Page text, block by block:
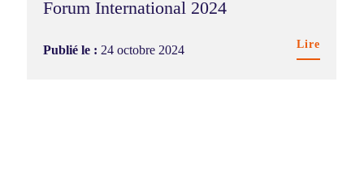
Forum International 2024
Publié le : 24 octobre 2024 Lire